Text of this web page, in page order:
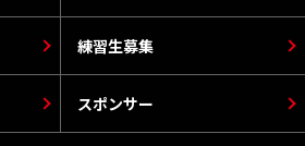
スポンサー
練習生募集